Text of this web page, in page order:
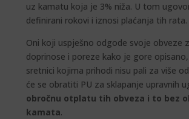
uz kamatu koja je 3% niža. U tom
definirani rokovi i iznosi plaćanja tih rata.
Oni koji uspješno odgode svoje obveze
doprinose i poreze kako je gore
sretnici kojima prihodi nisu pali za više
će se obratiti PU za sklapanje upravnih
obročnu otplatu tih obveza i to bez
kamata.